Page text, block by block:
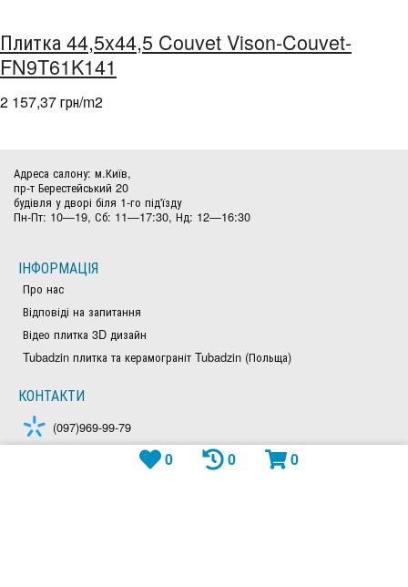
Плитка 44,5x44,5 Couvet Vison-Couvet-
FN9T61K141
2 157,37 грн/m2
Адреса салону: м.Київ,
пр-т Берестейський 20
будівля у дворі біля 1-го під'їзду
Пн-Пт: 10—19, Сб: 11—17:30, Нд: 12—16:30
ІНФОРМАЦІЯ
Про нас
Відповіді на запитання
Відео плитка 3D дизайн
Tubadzin плитка та керамограніт Tubadzin (Польща)
КОНТАКТИ
(097)969-99-79
0 0 0